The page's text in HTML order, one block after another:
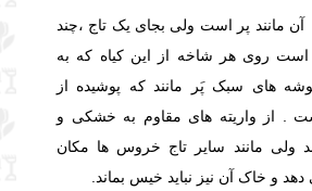
آن مانند پر است ولی بجای یک تاج ،چند
است روی هر شاخه از این کیاه که به
های سبک پَر مانند که پوشیده از
. از واریته های مقاوم به خشکی و
ولی مانند سایر تاج خروس ها مکان
و خاک آن نیز نباید خیس بماند.